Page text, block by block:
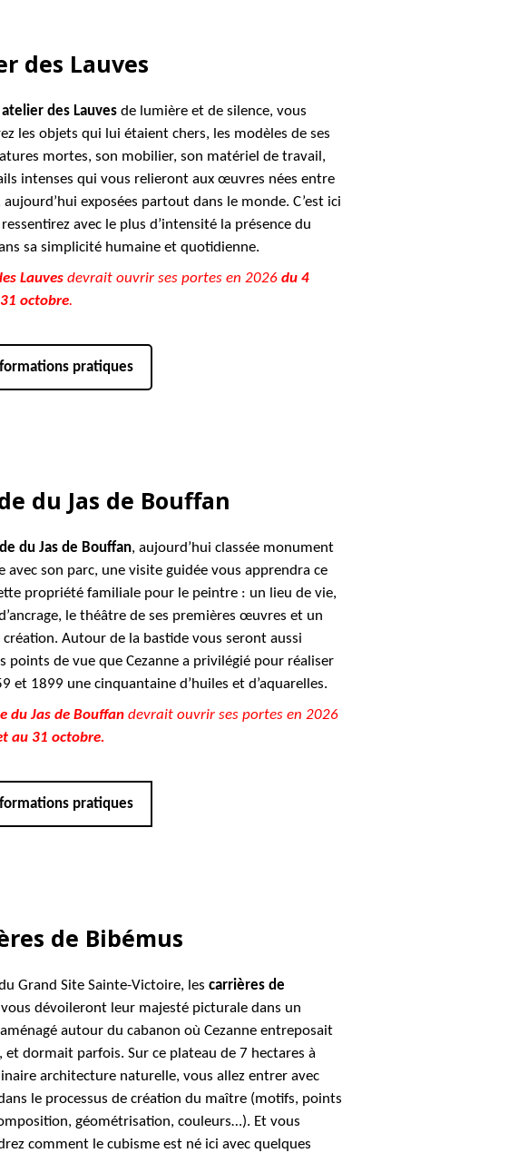
des Lauves
atelier des Lauves de lumière et de silence, vous
les objets qui lui étaient chers, les modèles de ses
mortes, son mobilier, son matériel de travail,
intenses qui vous relieront aux œuvres nées entre
aujourd’hui exposées partout dans le monde. C’est ici
avec le plus d’intensité la présence du
sa simplicité humaine et quotidienne.
Lauves devrait ouvrir ses portes en 2026 du 4
octobre.
pratiques
du Jas de Bouffan
du Jas de Bouffan, aujourd’hui classée monument
avec son parc, une visite guidée vous apprendra ce
propriété familiale pour le peintre : un lieu de vie,
le théâtre de ses premières œuvres et un
Autour de la bastide vous seront aussi
points de vue que Cezanne a privilégié pour réaliser
et 1899 une cinquantaine d’huiles et d’aquarelles.
du Jas de Bouffan devrait ouvrir ses portes en 2026
au 31 octobre.
pratiques
de Bibémus
Grand Site Sainte-Victoire, les carrières de
vous dévoileront leur majesté picturale dans un
autour du cabanon où Cezanne entreposait
et dormait parfois. Sur ce plateau de 7 hectares à
architecture naturelle, vous allez entrer avec
le processus de création du maître (motifs, points
géométrisation, couleurs…). Et vous
comment le cubisme est né ici avec quelques